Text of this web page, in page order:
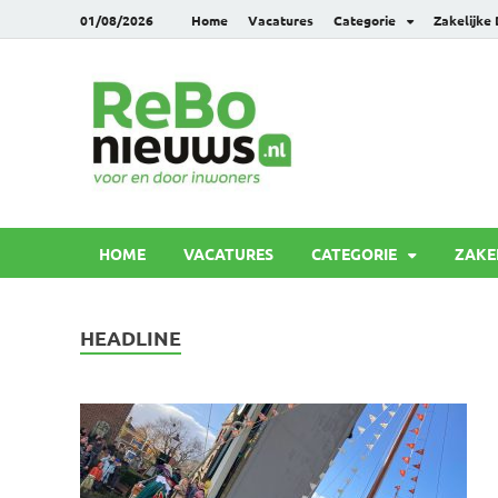
01/08/2026 Home Vacatures Categorie Zakelijke
HOME VACATURES CATEGORIE
HEADLINE